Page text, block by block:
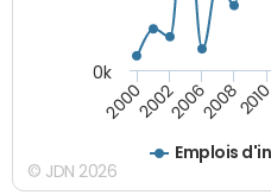
Emplois
20002002200620082010
0k
© JDN 2026